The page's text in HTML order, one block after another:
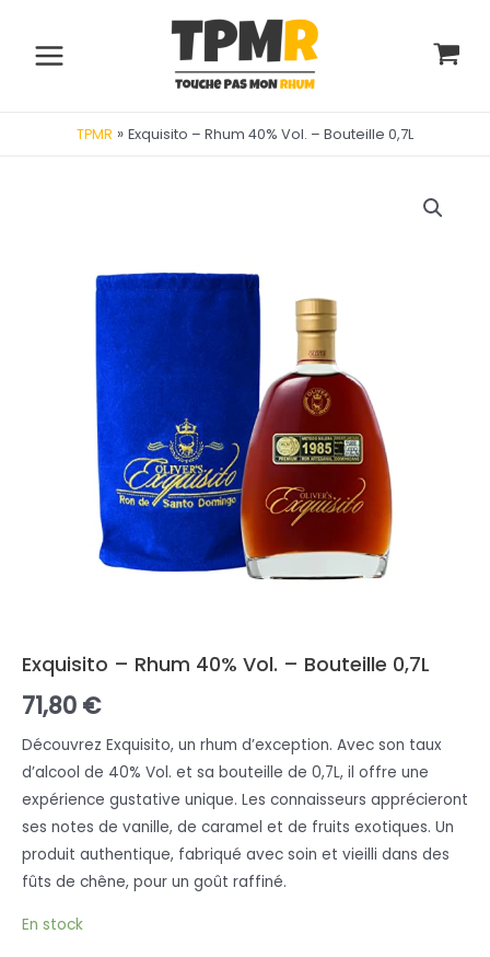
contenu
Main
TPMR » Exquisito – Rhum 40% Vol. – Bouteille 0,7L
Exquisito – Rhum 40% Vol. – Bouteille 0,7L
71,80 €
Découvrez Exquisito, un rhum d’exception. Avec son taux
d’alcool de 40% Vol. et sa bouteille de 0,7L, il offre une
expérience gustative unique. Les connaisseurs apprécieront
ses notes de vanille, de caramel et de fruits exotiques. Un
produit authentique, fabriqué avec soin et vieilli dans des
fûts de chêne, pour un goût raffiné.
En stock